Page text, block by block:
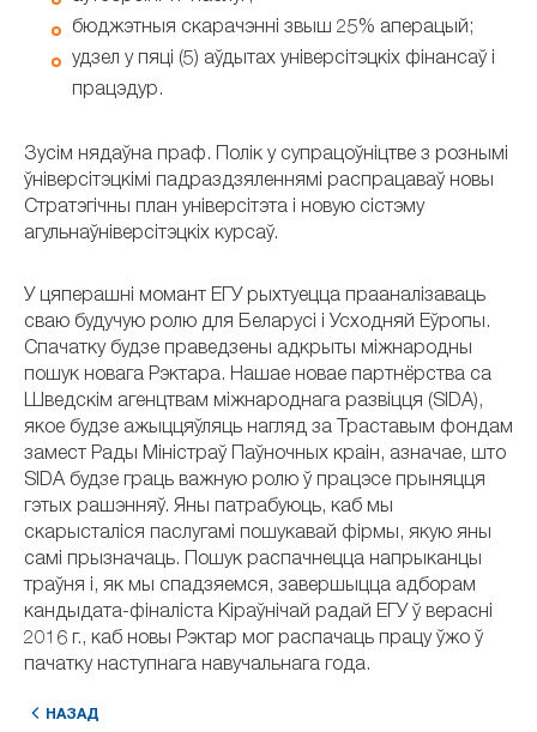
бюджэтныя скарачэнні звыш 25% аперацый;
удзел у пяці (5) аўдытах універсітэцкіх фінансаў і
працэдур.
Зусім нядаўна праф. Полік у супрацоўніцтве з рознымі
ўніверсітэцкімі падраздзяленнямі распрацаваў новы
Стратэгічны план універсітэта і новую сістэму
агульнаўніверсітэцкіх курсаў.
У цяперашні момант ЕГУ рыхтуецца прааналізаваць
сваю будучую ролю для Беларусі і Усходняй Еўропы.
Спачатку будзе праведзены адкрыты міжнародны
пошук новага Рэктара. Нашае новае партнёрства са
Шведскім агенцтвам міжнароднага развіцця (SIDA),
якое будзе ажыццяўляць нагляд за Траставым фондам
замест Рады Міністраў Паўночных краін, азначае, што
SIDA будзе граць важную ролю ў працэсе прыняцця
гэтых рашэнняў. Яны патрабуюць, каб мы
скарысталіся паслугамі пошукавай фірмы, якую яны
самі прызначаць. Пошук распачнецца напрыканцы
траўня і, як мы спадзяемся, завершыцца адборам
кандыдата-фіналіста Кіраўнічай радай ЕГУ ў верасні
2016 г., каб новы Рэктар мог распачаць працу ўжо ў
пачатку наступнага навучальнага года.
НАЗАД